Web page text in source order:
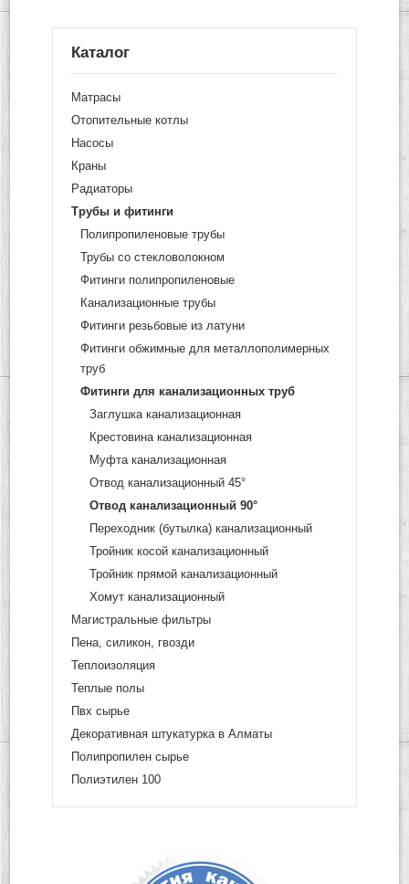
Каталог
Матрасы
Отопительные котлы
Насосы
Краны
Радиаторы
Трубы и фитинги
Полипропиленовые трубы
Трубы со стекловолокном
Фитинги полипропиленовые
Канализационные трубы
Фитинги резьбовые из латуни
Фитинги обжимные для металлополимерных
труб
Фитинги для канализационных труб
Заглушка канализационная
Крестовина канализационная
Муфта канализационная
Отвод канализационный 45°
Отвод канализационный 90°
Переходник (бутылка) канализационный
Тройник косой канализационный
Тройник прямой канализационный
Хомут канализационный
Магистральные фильтры
Пена, силикон, гвозди
Теплоизоляция
Теплые полы
Пвх сырье
Декоративная штукатурка в Алматы
Полипропилен сырье
Полиэтилен 100